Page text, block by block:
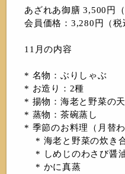
あざれあ御膳 3,500円（
会員価格：3,280円（税
11月の内容
* 名物：ぶりしゃぶ
* お造り：2種
* 揚物：海老と野菜の
* 蒸物：茶碗蒸し
* 季節のお料理（月替わ
* 海老と野菜の炊き
* しめじのわさび醤
* かに真蒸